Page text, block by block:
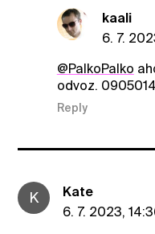
kaali
6. 7.
@PalkoPalko
odvoz.
Reply
K
Kate
6. 7. 2023,